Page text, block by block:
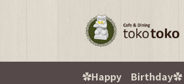
✿Happy Birthday✿